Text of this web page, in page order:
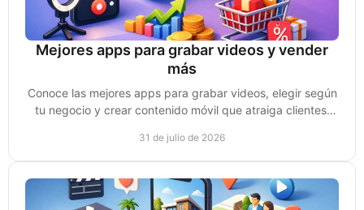
Mejores apps para grabar videos y vender
más
Conoce las mejores apps para grabar videos, elegir según
tu negocio y crear contenido móvil que atraiga clientes,
31 de julio de 2026